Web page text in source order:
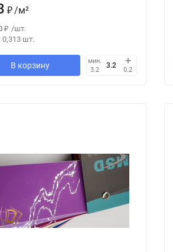
₽/м²
₽ /шт.
0,313 шт.
В корзину
мин.
3.2
0.2